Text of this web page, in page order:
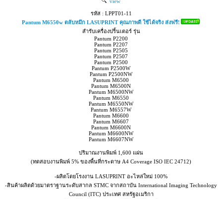
รหัส : LPPT01-11
Pantum M6550w ตลับหมึก LASUPRINT คุณภาพดี ใช้ได้จริง ส่งฟรี!
สำรับเครื่องปริ้นเตอร์ รุ่น
Pantum P2200
Pantum P2207
Pantum P2505
Pantum P2507
Pantum P2500
Pantum P2500W
Pantum P2500NW
Pantum M6500
Pantum M6500N
Pantum M6500NW
Pantum M6550
Pantum M6550NW
Pantum M6557W
Pantum M6600
Pantum M6607
Pantum M6600N
Pantum M6600NW
Pantum M6607NW
ปริมาณงานพิมพ์ 1,600 แผ่น
(ทดสอบงานพิมพ์ 5% ของพื้นที่กระดาษ A4 Coverage ISO IEC 24712)
-ผลิตโดยโรงงาน LASUPRINT อะไหล่ใหม่ 100%
-สินค้าผลิตด้วยมาตราฐานระดับสากล STMC จากสถาบัน International Imaging Technology
Council (ITC) ประเทศ สหรัฐอเมริกา